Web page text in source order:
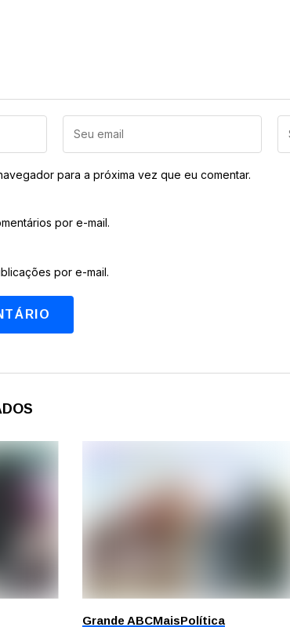
para a próxima vez que eu comentar.
por e-mail.
por e-mail.
Grande ABCMaisPolítica